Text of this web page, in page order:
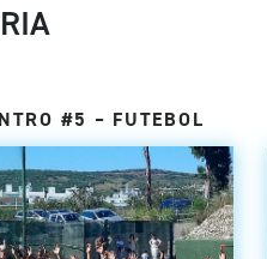
#5 – FUTEBOL